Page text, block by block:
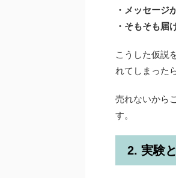
・メッセージ
・そもそも届
こうした仮説
れてしまった
売れないから
す。
2. 実験